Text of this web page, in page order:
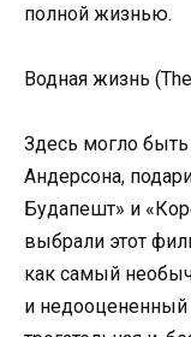
полной жизнью.
Водная жизнь
Здесь могло
Андерсона,
Будапешт» и
выбрали этот
как самый
и недооцененный